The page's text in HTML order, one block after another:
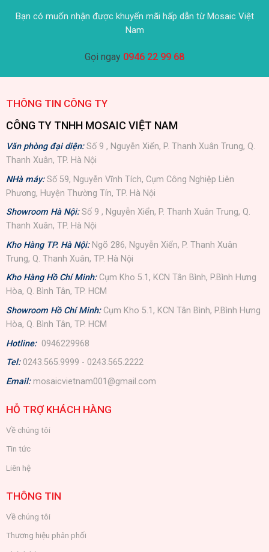
Bạn có muốn nhận được khuyến mãi hấp dẫn từ Mosaic Việt
Nam
Gọi ngay 0946 22 99 68
THÔNG TIN CÔNG TY
CÔNG TY TNHH MOSAIC VIỆT NAM
Văn phòng đại diện:Số 9 , Nguyễn Xiển, P. Thanh Xuân Trung, Q.
Thanh Xuân, TP. Hà Nội
NHà máy: Số 59, Nguyễn Vĩnh Tích, Cụm Công Nghiệp Liên
Phương, Huyện Thường Tín, TP. Hà Nội
Showroom Hà Nội: Số 9 , Nguyễn Xiển, P. Thanh Xuân Trung, Q.
Thanh Xuân, TP. Hà Nội
Kho Hàng TP. Hà Nội: Ngõ 286, Nguyễn Xiển, P. Thanh Xuân
Trung, Q. Thanh Xuân, TP. Hà Nội
Kho Hàng Hồ Chí Minh: Cụm Kho 5.1, KCN Tân Bình, P.Bình Hưng
Hòa, Q. Bình Tân, TP. HCM
Showroom Hồ Chí Minh: Cụm Kho 5.1, KCN Tân Bình, P.Bình Hưng
Hòa, Q. Bình Tân, TP. HCM
Hotline: 0946229968
Tel: 0243.565.9999 - 0243.565.2222
Email: mosaicvietnam001@gmail.com
HỖ TRỢ KHÁCH HÀNG
Về chúng tôi
Tin tức
Liên hệ
THÔNG TIN
Về chúng tôi
Thương hiệu phân phối